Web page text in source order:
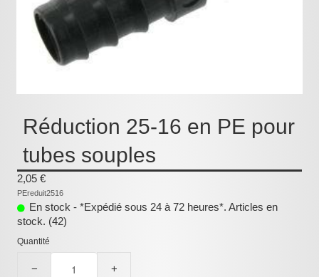
Pour l'entretien
Pour le bain
Prestations Atelier
Les bonnes affaires
Composants électroniques
F.A.Q (Foire aux questions)
Contact
Réduction 25-16 en PE pour
tubes souples
2,05 €
PEreduit2516
En stock - *Expédié sous 24 à 72 heures*. Articles en
stock. (42)
Quantité
− +